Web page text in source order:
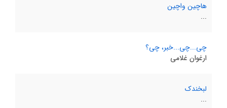
هاچین واچین
...
چی‌...چی‌...خبر، چی؟
ارغوان غلامی
لبخندک
...